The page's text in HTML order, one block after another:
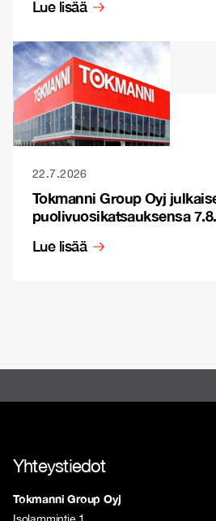
Lue lisää
22.7.2026
Tokmanni Group Oyj
puolivuosikatsauksensa
Lue lisää
Yhteystiedot
Tokmanni Group Oyj